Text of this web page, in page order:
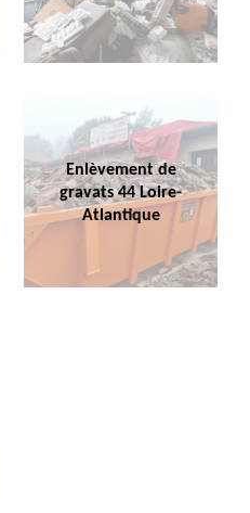
Enlèvement de
gravats 44 Loire-
Atlantique